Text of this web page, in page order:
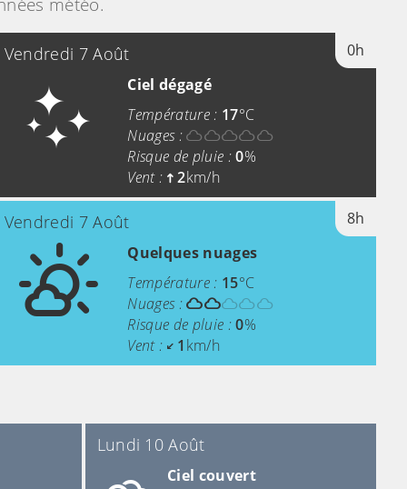
Vendredi 7 Août
0h
Ciel dégagé
Température : 17°C
Nuages :
Risque de pluie :0%
Vent :
2km/h
Vendredi 7 Août
8h
Quelques nuages
Température : 15°C
Nuages :
Risque de pluie :0%
Vent :
1 km/h
Lundi 10 Août
Ciel couvert